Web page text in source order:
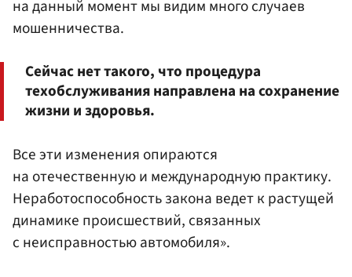
на данный момент мы видим много случаев
мошенничества.
Сейчас нет такого, что процедура
техобслуживания направлена на сохранение
жизни и здоровья.
Все эти изменения опираются
на отечественную и международную практику.
Неработоспособность закона ведет к растущей
динамике происшествий, связанных
с неисправностью автомобиля».